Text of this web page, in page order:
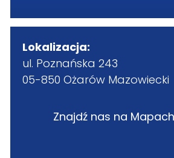
Lokalizacja:
ul. Poznańska 243
05-850 Ożarów Mazowiecki
Znajdź nas na